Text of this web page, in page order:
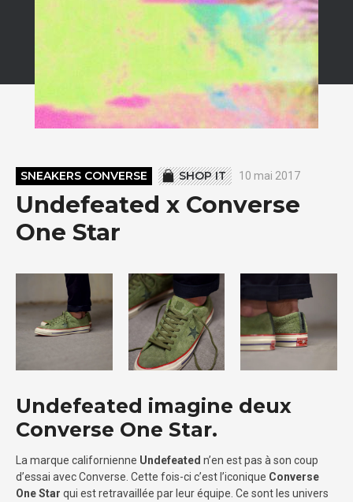
SNEAKERS CONVERSE SHOP IT 10 mai 2017
Undefeated x Converse
One Star
Undefeated imagine deux
Converse One Star.
La marque californienne Undefeated n’en est pas à son coup
d’essai avec Converse. Cette fois-ci c’est l’iconique Converse
One Star qui est retravaillée par leur équipe. Ce sont les univers